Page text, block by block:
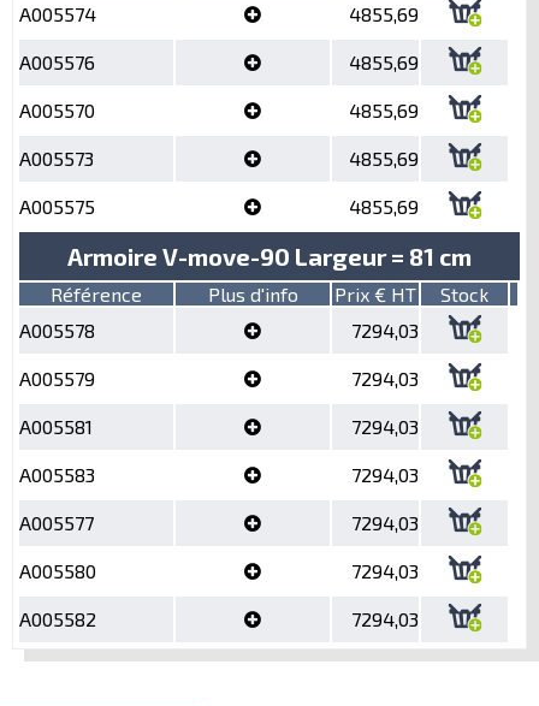
A005574 4855,69
A005576 4855,69
A005570 4855,69
A005573 4855,69
A005575 4855,69
Armoire V-move-90 Largeur = 81 cm
Référence Plus d'info Prix € HT
Stock
A005578
7294,03
A005579 7294,03
A005581 7294,03
A005583 7294,03
A005577 7294,03
A005580 7294,03
A005582 7294,03